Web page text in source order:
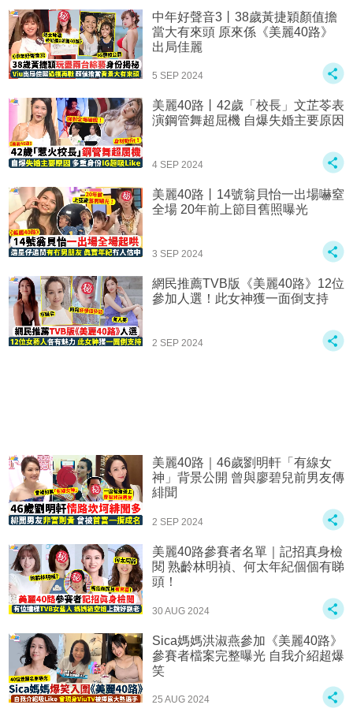
中年好聲音3丨38歲黃捷穎顏值擔
當大有來頭 原來係《美麗40路》
出局佳麗
5 SEP 2024
美麗40路丨42歲「校長」文芷苓表
演鋼管舞超屈機 自爆失婚主要原因
4 SEP 2024
美麗40路丨14號翁貝怡一出場嚇窒
全場 20年前上節目舊照曝光
3 SEP 2024
網民推薦TVB版《美麗40路》12位
參加人選！此女神獲一面倒支持
2 SEP 2024
美麗40路｜46歲劉明軒「有線女
神」背景公開 曾與廖碧兒前男友傳
緋聞
2 SEP 2024
美麗40路參賽者名單｜記招真身檢
閱 熟齡林明禎、何太年紀個個有睇
頭！
30 AUG 2024
Sica媽媽洪淑燕參加《美麗40路》
參賽者檔案完整曝光 自我介紹超爆
笑
25 AUG 2024